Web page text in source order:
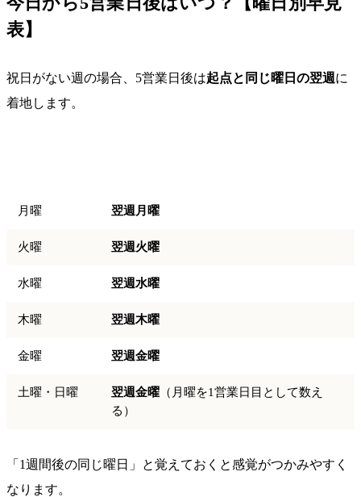
表】
祝日がない週の場合、5営業日後は起点と同じ曜日の翌週に
着地します。
月曜 翌週月曜
火曜 翌週火曜
水曜 翌週水曜
木曜 翌週木曜
金曜 翌週金曜
土曜・日曜 翌週金曜 （月曜を1営業日目として数え
る）
「1週間後の同じ曜日」と覚えておくと感覚がつかみやすく
なります。